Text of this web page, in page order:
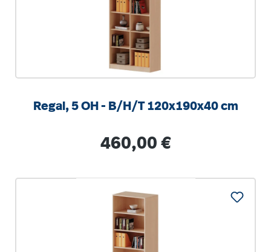
Regal, 5 OH - B/H/T 120x190x40 cm
Regulärer Preis:
460,00 €